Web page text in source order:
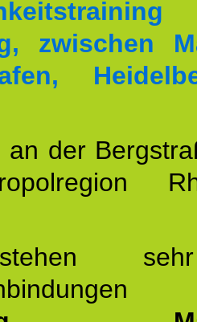
zwischen
an der